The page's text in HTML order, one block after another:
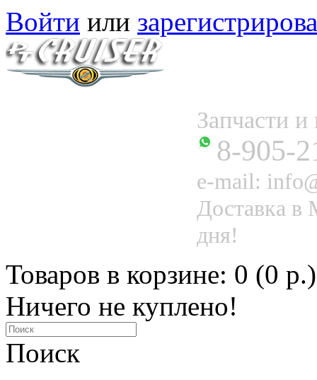
Войти или
Запчасти
8-905-
e-mail:
Доставка в
дня!
Товаров в корзине: 0 (0 р.)
Ничего не куплено!
Поиск